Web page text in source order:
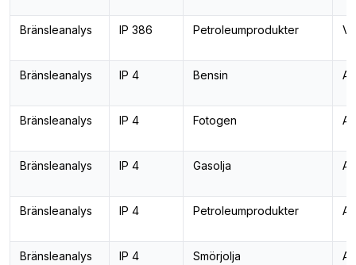
Bränsleanalys IP 386 Petroleumprodukter
Bränsleanalys IP 4 Bensin
Bränsleanalys IP 4 Fotogen
Bränsleanalys IP 4 Gasolja
Bränsleanalys IP 4 Petroleumprodukter
Bränsleanalys IP 4 Smörjolja